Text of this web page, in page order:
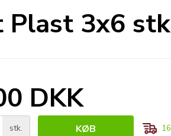
3x6 stk
DKK
stk. KØB 16